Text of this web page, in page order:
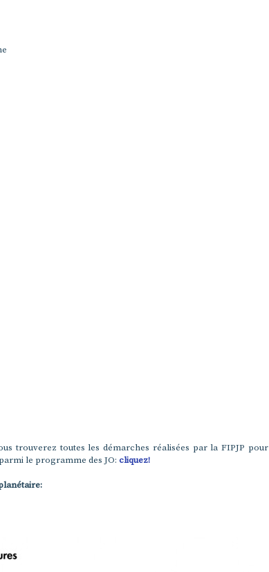
trouverez toutes les démarches réalisées par la FIPJP pour
le programme des JO: cliquez!